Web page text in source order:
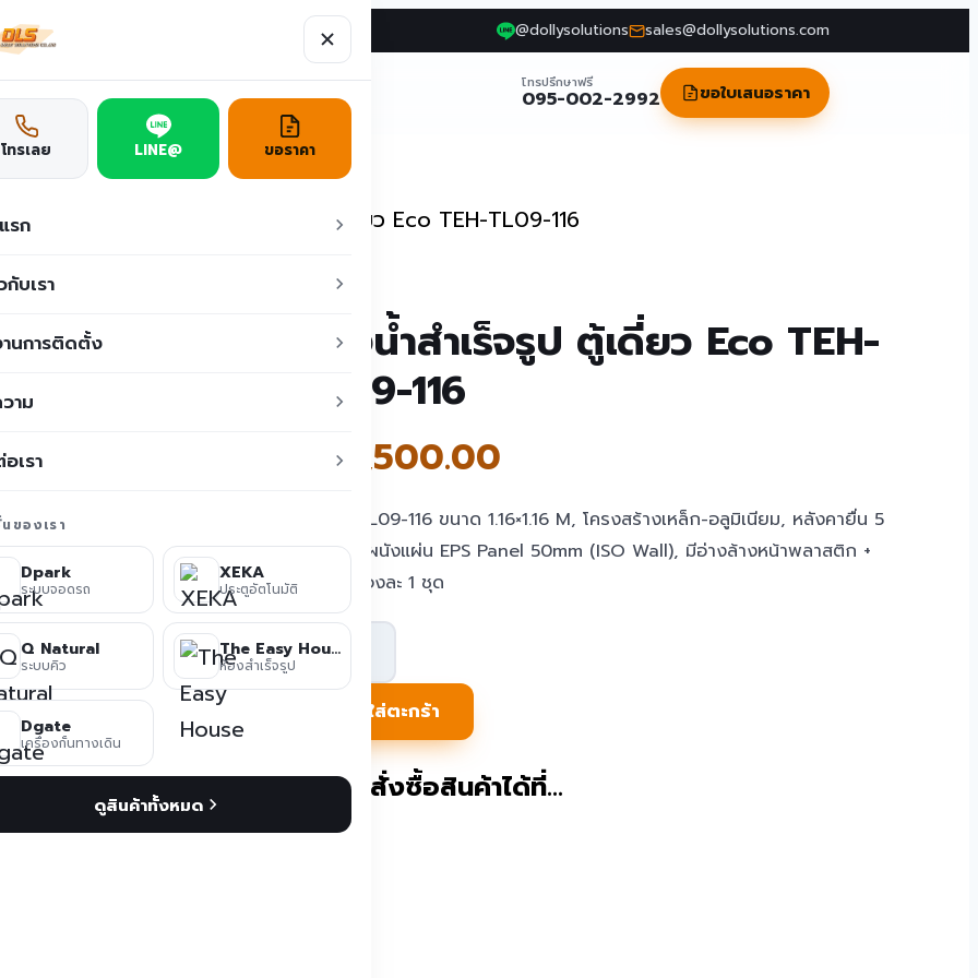
@dollysolutions sales@dollysolutions.com
ชั่น ผลงาน บทความ ติดต่อเรา โทรปรึกษาฟรี
095-002-2992 ขอใบเสนอราคา
โทรเลย LINE@ ขอราคา
รก
กับเรา
นการติดตั้ง
าม
เรา
ของเรา
Dpark
ระบบจอดรถ
XEKA
ประตูอัตโนมัติ
Q Natural
ระบบคิว
The Easy House
ห้องสำเร็จรูป
Dgate
เครื่องกั้นทางเดิน
ดูสินค้าทั้งหมด
ห้องน้ำสำเร็จรูป ห้องน้ำสำเร็จรูป ตู้เดี่ยว Eco TEH-TL09-116
ห้องน้ำสำเร็จรูป ตู้เดี่ยว Eco TEH-
TL09-116
28,500.00
ห้องน้ำ TL09-116 ขนาด 1.16×1.16 M, โครงสร้างเหล็ก-อลูมิเนียม, หลังคายื่น 5
cm, วัสดุผนังแผ่น EPS Panel 50mm (ISO Wall), มีอ่างล้างหน้าพลาสติก +
กระจก ห้องละ 1 ชุด
จำนวน
ห้องน้ำ
สำเร็จรูป
เดี่ยว
หยิบใส่ตะกร้า
ติดต่อสั่งซื้อสินค้าได้ที่…